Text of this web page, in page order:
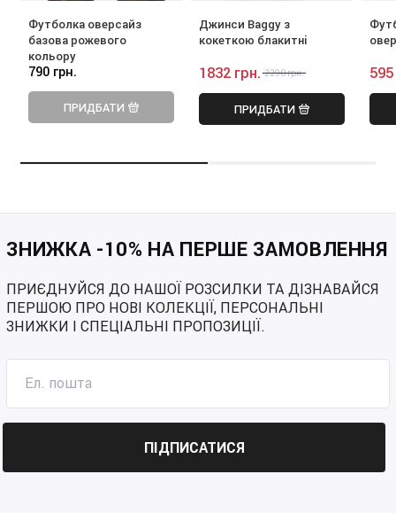
Футболка оверсайз
базова рожевого
кольору
790 грн.
ПРИДБАТИ
Джинси Baggy з
кокеткою блакитні
1832 грн. 2290 грн.
ПРИДБАТИ
ЗНИЖКА -10% НА ПЕРШЕ ЗАМОВЛЕННЯ
ПРИЄДНУЙСЯ ДО НАШОЇ РОЗСИЛКИ ТА ДІЗНАВАЙСЯ
ПЕРШОЮ ПРО НОВІ КОЛЕКЦІЇ, ПЕРСОНАЛЬНІ
ЗНИЖКИ І СПЕЦІАЛЬНІ ПРОПОЗИЦІЇ.
ПІДПИСАТИСЯ